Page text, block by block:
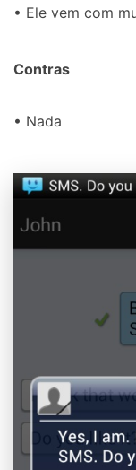
• Ele vem com
Contras
• Nada